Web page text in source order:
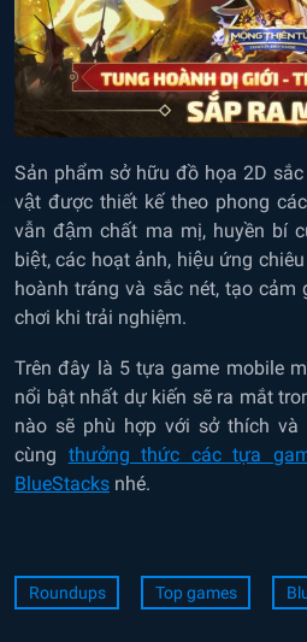
Sản phẩm sở hữu đồ họa 2D
vật được thiết kế theo phong
vẫn đậm chất ma mị, huyền bí
biệt, các hoạt ảnh, hiệu ứng
hoành tráng và sắc nét, tạo
chơi khi trải nghiệm.
Trên đây là 5 tựa game mobile
nổi bật nhất dự kiến sẽ ra mắt
nào sẽ phù hợp với sở thích và
cùng thưởng thức các tựa
BlueStacks nhé.
Roundups Top games